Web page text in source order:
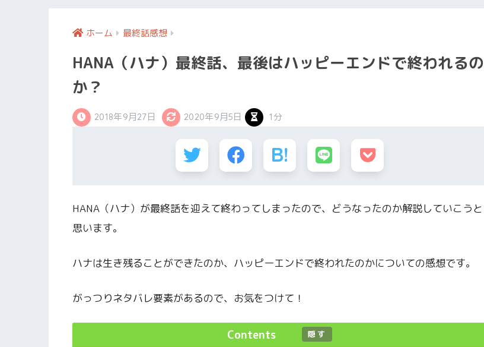
ホーム 最終話感想
HANA（ハナ）最終話、最後はハッピーエンドで終われるの
か？
2018年9月27日 2020年9月5日 1分
HANA（ハナ）が最終話を迎えて終わってしまったので、どうなったのか解説していこうと
思います。
ハナは生き残ることができたのか、ハッピーエンドで終われたのかについての感想です。
がっつりネタバレ要素があるので、お気をつけて！
Contents 隠す